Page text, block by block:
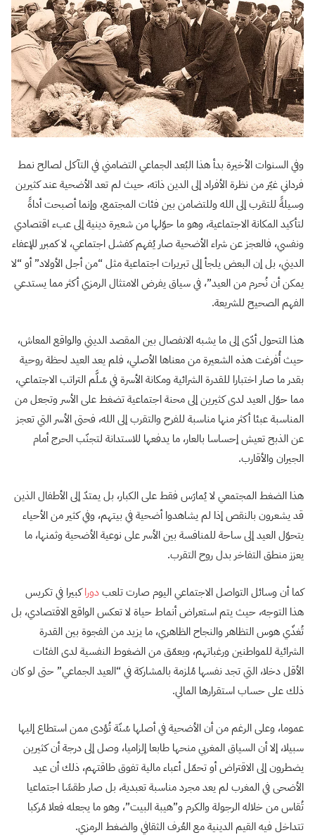
وفي السنوات الأخيرة بدأ هذا البُعد الجماعي التضامني في التآكل لصالح نمط
فرداني غيّر من نظرة الأفراد إلى الدين ذاته، حيث لم تعد الأضحية عند كثيرين
وسيلةً للتقرب إلى الله وللتضامن بين فئات المجتمع، وإنما أصبحت أداةً
لتأكيد المكانة الاجتماعية، وهو ما حوّلها من شعيرة دينية إلى عبء اقتصادي
ونفسي، فالعجز عن شراء الأضحية صار يُفهم كفشل اجتماعي، لا كمبرر للإعفاء
الديني، بل إن البعض يلجأ إلى تبريرات اجتماعية مثل “من أجل الأولاد” أو “لا
يمكن أن نُحرم من العيد”، في سياق يفرض الامتثال الرمزي أكثر مما يستدعي
الفهم الصحيح للشريعة.
هذا التحول أدّى إلى ما يشبه الانفصال بين المقصد الديني والواقع المعاش،
حيث أُفرغت هذه الشعيرة من معناها الأصلي، فلم يعد العيد لحظة روحية
بقدر ما صار اختبارا للقدرة الشرائية ومكانة الأسرة في سُلَّم التراتب الاجتماعي،
مما حوّل العيد لدى كثيرين إلى محنة اجتماعية تضغط على الأسر وتجعل من
المناسبة عبئا أكثر منها مناسبة للفرح والتقرب إلى الله، فحتى الأسر التي تعجز
عن الذبح تعيش إحساسا بالعار، ما يدفعها للاستدانة لتجنّب الحرج أمام
الجيران والأقارب.
هذا الضغط المجتمعي لا يُمارَس فقط على الكبار، بل يمتدّ إلى الأطفال الذين
قد يشعرون بالنقص إذا لم يشاهدوا أضحية في بيتهم، وفي كثير من الأحياء
يتحوّل العيد إلى ساحة للمنافسة بين الأسر على نوعية الأضحية وثمنها، ما
يعزز منطق التفاخر بدل روح التقرب.
كما أن وسائل التواصل الاجتماعي اليوم صارت تلعبدوراكبيرا في تكريس
هذا التوجه، حيث يتم استعراض أنماط حياة لا تعكس الواقع الاقتصادي، بل
تُغذّي هوس التظاهر والنجاح الظاهري، ما يزيد من الفجوة بين القدرة
الشرائية للمواطنين ورغباتهم، ويعمّق من الضغوط النفسية لدى الفئات
الأقل دخلا، التي تجد نفسها مُلزمة بالمشاركة في “العيد الجماعي” حتى لو كان
ذلك على حساب استقرارها المالي.
عموما، وعلى الرغم من أن الأضحية في أصلها سُنّة تُؤدى ممن استطاع إليها
سبيلا، إلا أن السياق المغربي منحها طابعا إلزاميا، وصل إلى درجة أن كثيرين
يضطرون إلى الاقتراض أو تحمّل أعباء مالية تفوق طاقتهم، ذلك أن عيد
الأضحى في المغرب لم يعد مجرد مناسبة تعبدية، بل صار طقسًا اجتماعيا
تُقاس من خلاله الرجولة والكرم و”هيبة البيت”، وهو ما يجعله فعلا مُركبا
تتداخل فيه القيم الدينية مع العُرف الثقافي والضغط الرمزي.